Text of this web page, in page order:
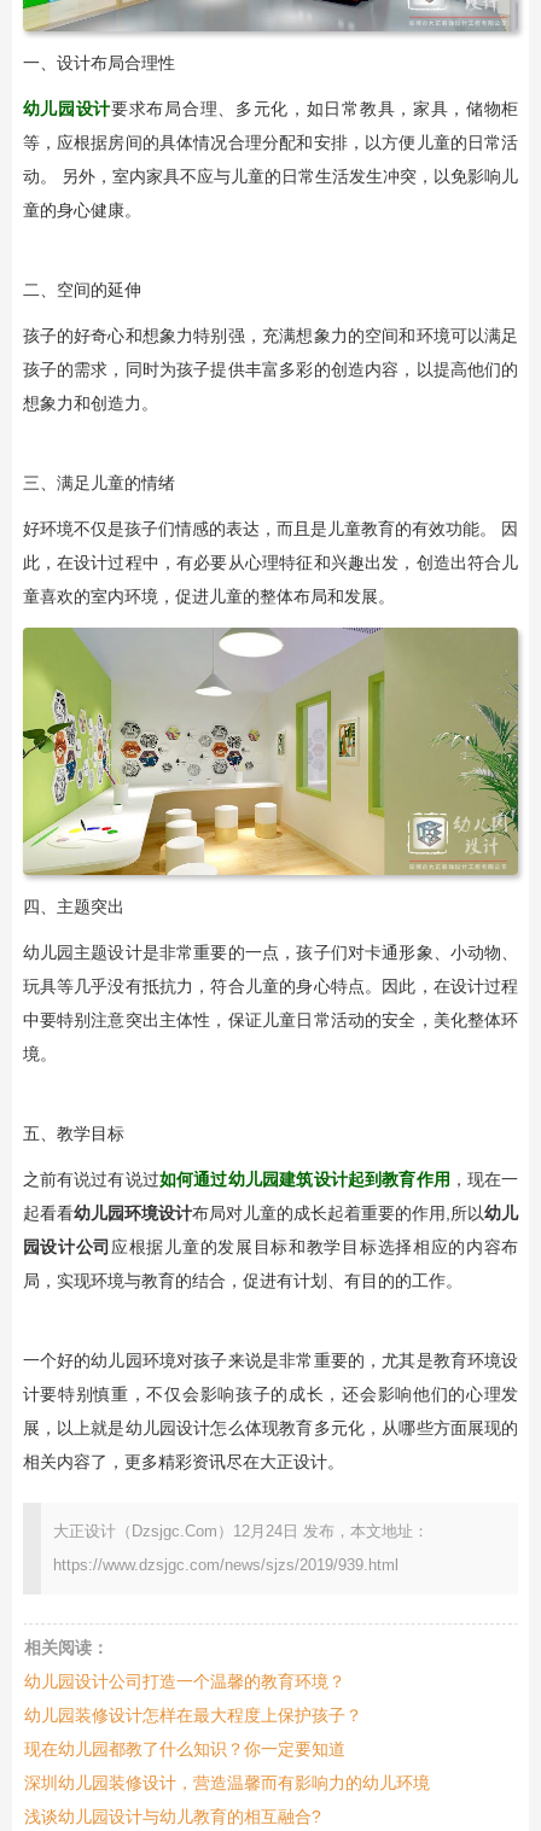
一、设计布局合理性
幼儿园设计要求布局合理、多元化，如日常教具，家具，储物柜
等，应根据房间的具体情况合理分配和安排，以方便儿童的日常活
动。 另外，室内家具不应与儿童的日常生活发生冲突，以免影响儿
童的身心健康。
二、空间的延伸
孩子的好奇心和想象力特别强，充满想象力的空间和环境可以满足
孩子的需求，同时为孩子提供丰富多彩的创造内容，以提高他们的
想象力和创造力。
三、满足儿童的情绪
好环境不仅是孩子们情感的表达，而且是儿童教育的有效功能。 因
此，在设计过程中，有必要从心理特征和兴趣出发，创造出符合儿
童喜欢的室内环境，促进儿童的整体布局和发展。
四、主题突出
幼儿园主题设计是非常重要的一点，孩子们对卡通形象、小动物、
玩具等几乎没有抵抗力，符合儿童的身心特点。因此，在设计过程
中要特别注意突出主体性，保证儿童日常活动的安全，美化整体环
境。
五、教学目标
之前有说过有说过如何通过幼儿园建筑设计起到教育作用 ，现在一
起看看幼儿园环境设计布局对儿童的成长起着重要的作用,所以幼儿
园设计公司 应根据儿童的发展目标和教学目标选择相应的内容布
局，实现环境与教育的结合，促进有计划、有目的的工作。
一个好的幼儿园环境对孩子来说是非常重要的，尤其是教育环境设
计要特别慎重，不仅会影响孩子的成长，还会影响他们的心理发
展，以上就是幼儿园设计怎么体现教育多元化，从哪些方面展现的
相关内容了，更多精彩资讯尽在大正设计。
大正设计（Dzsjgc.Com）12月24日 发布，本文地址：
https://www.dzsjgc.com/news/sjzs/2019/939.html
相关阅读：
幼儿园设计公司打造一个温馨的教育环境？
幼儿园装修设计怎样在最大程度上保护孩子？
现在幼儿园都教了什么知识？你一定要知道
深圳幼儿园装修设计，营造温馨而有影响力的幼儿环境
浅谈幼儿园设计与幼儿教育的相互融合?